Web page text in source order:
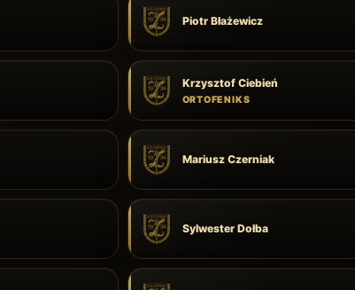
Piotr Błażewicz
Krzysztof Ciebień
ORTOFENIKS
Mariusz Czerniak
Sylwester Dołba